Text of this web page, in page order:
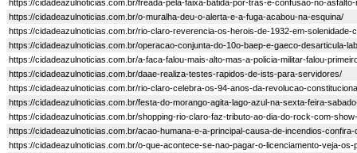
https://cidadeazulnoticias.com.br/freada-pela-faixa-batida-por-tras-e-confusao-no-
https://cidadeazulnoticias.com.br/o-muralha-deu-o-alerta-e-a-fuga-acabou-na-esquina/
https://cidadeazulnoticias.com.br/rio-claro-reverencia-os-herois-de-1932-em-
https://cidadeazulnoticias.com.br/operacao-conjunta-do-10o-baep-e-gaeco-desarticula-
https://cidadeazulnoticias.com.br/a-faca-falou-mais-alto-mas-a-policia-militar-falou-
https://cidadeazulnoticias.com.br/daae-realiza-testes-rapidos-de-ists-para-servidores/
https://cidadeazulnoticias.com.br/rio-claro-celebra-os-94-anos-da-revolucao-
https://cidadeazulnoticias.com.br/festa-do-morango-agita-lago-azul-na-sexta-feira-
https://cidadeazulnoticias.com.br/shopping-rio-claro-faz-tributo-ao-dia-do-rock-com-
https://cidadeazulnoticias.com.br/acao-humana-e-a-principal-causa-de-incendios-
https://cidadeazulnoticias.com.br/o-que-acontece-se-nao-pagar-o-licenciamento-veja-